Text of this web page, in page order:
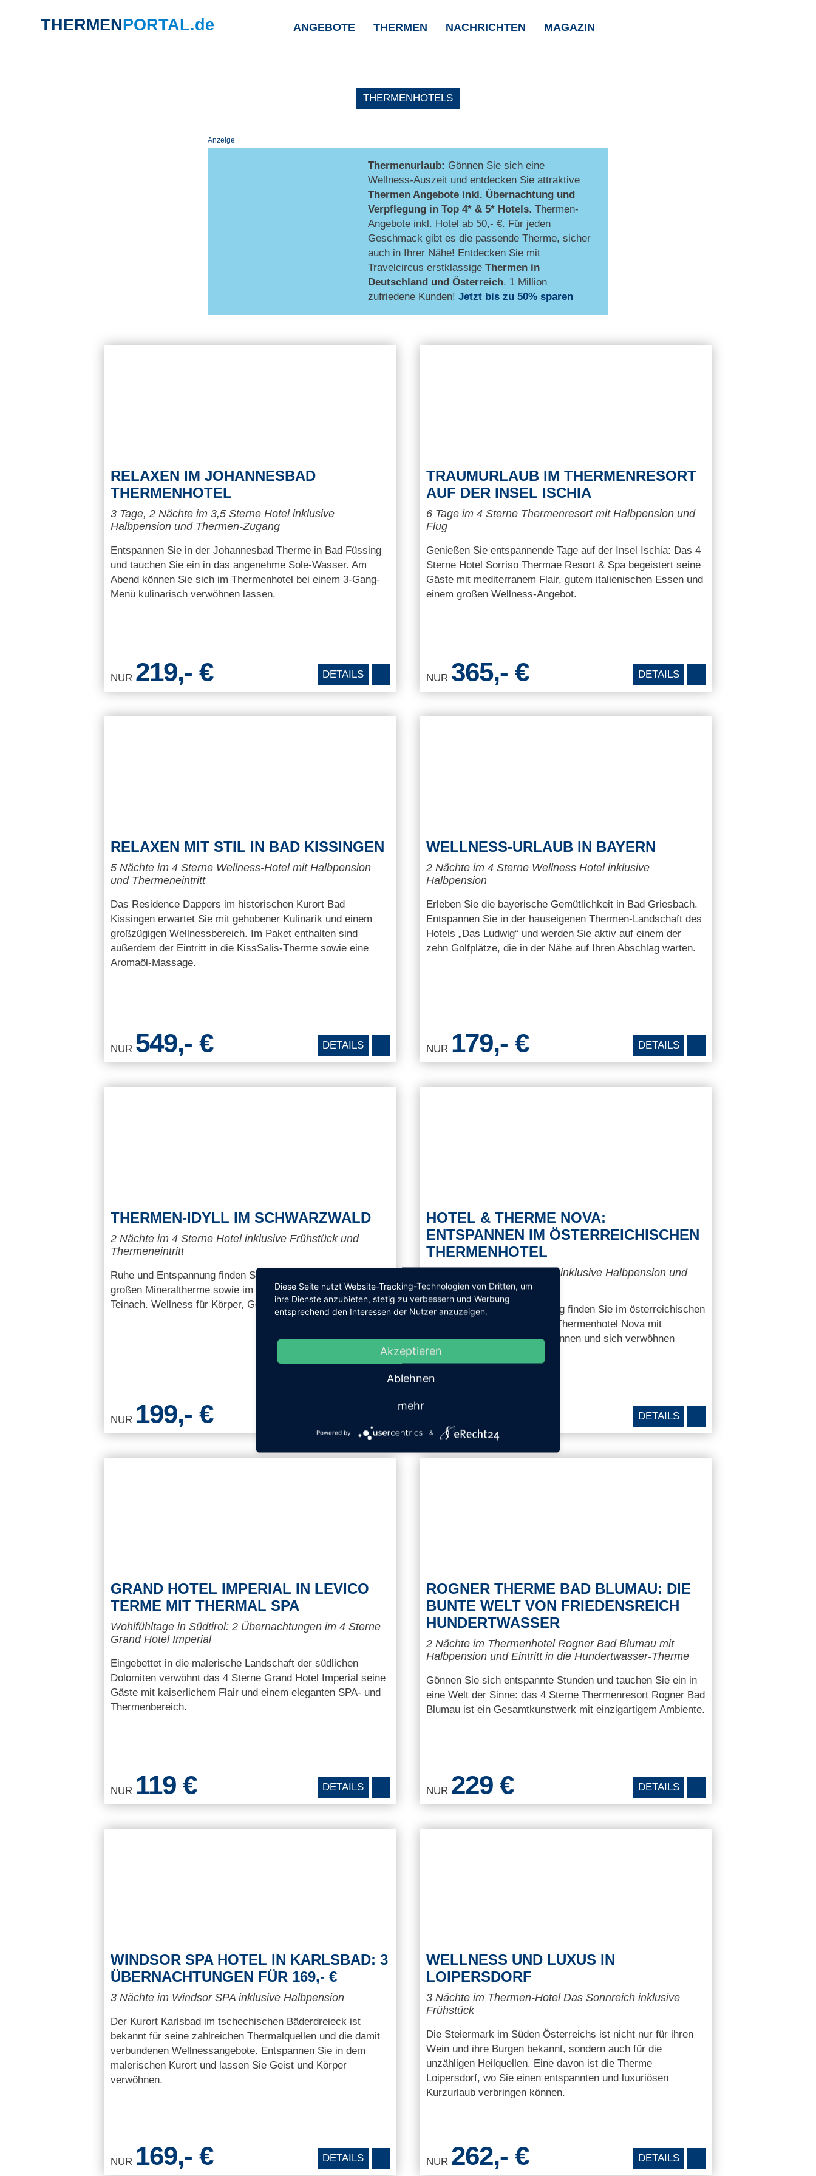
THERMENPORTAL.de
SUCHE
NAVIGATION
ANGEBOTE THERMEN NACHRICHTEN MAGAZIN
THERMENHOTELS
Anzeige
Thermenurlaub: Gönnen Sie sich eine
Wellness-Auszeit und entdecken Sie attraktive
Thermen Angebote inkl. Übernachtung und
Verpflegung in Top 4* & 5* Hotels. Thermen-
Angebote inkl. Hotel ab 50,- €. Für jeden
Geschmack gibt es die passende Therme, sicher
auch in Ihrer Nähe! Entdecken Sie mit
Travelcircus erstklassige Thermen in
Deutschland und Österreich. 1 Million
zufriedene Kunden! Jetzt bis zu 50% sparen
RELAXEN IM JOHANNESBAD
THERMENHOTEL
3 Tage, 2 Nächte im 3,5 Sterne Hotel inklusive
Halbpension und Thermen-Zugang
Entspannen Sie in der Johannesbad Therme in Bad Füssing
und tauchen Sie ein in das angenehme Sole-Wasser. Am
Abend können Sie sich im Thermenhotel bei einem 3-Gang-
Menü kulinarisch verwöhnen lassen.
NUR 219,- € DETAILS
TRAUMURLAUB IM THERMENRESORT
AUF DER INSEL ISCHIA
6 Tage im 4 Sterne Thermenresort mit Halbpension und
Flug
Genießen Sie entspannende Tage auf der Insel Ischia: Das 4
Sterne Hotel Sorriso Thermae Resort & Spa begeistert seine
Gäste mit mediterranem Flair, gutem italienischen Essen und
einem großen Wellness-Angebot.
NUR 365,- € DETAILS
RELAXEN MIT STIL IN BAD KISSINGEN
5 Nächte im 4 Sterne Wellness-Hotel mit Halbpension
und Thermeneintritt
Das Residence Dappers im historischen Kurort Bad
Kissingen erwartet Sie mit gehobener Kulinarik und einem
großzügigen Wellnessbereich. Im Paket enthalten sind
außerdem der Eintritt in die KissSalis-Therme sowie eine
Aromaöl-Massage.
NUR 549,- € DETAILS
WELLNESS-URLAUB IN BAYERN
2 Nächte im 4 Sterne Wellness Hotel inklusive
Halbpension
Erleben Sie die bayerische Gemütlichkeit in Bad Griesbach.
Entspannen Sie in der hauseigenen Thermen-Landschaft des
Hotels „Das Ludwig“ und werden Sie aktiv auf einem der
zehn Golfplätze, die in der Nähe auf Ihren Abschlag warten.
NUR 179,- € DETAILS
THERMEN-IDYLL IM SCHWARZWALD
2 Nächte im 4 Sterne Hotel inklusive Frühstück und
Thermeneintritt
Ruhe und Entspannung finden Sie in der 2.500 Quadratmeter
großen Mineraltherme sowie im Luxushotel Therme Bad
Teinach. Wellness für Körper, Geist und Gaumen.
NUR 199,- €
HOTEL & THERME NOVA:
ENTSPANNEN IM ÖSTERREICHISCHEN
THERMENHOTEL
2 Nächte im 4 Sterne Hotel inklusive Halbpension und
Thermen-Zugang
Eine Auszeit vom tristen Alltag finden Sie im österreichischen
Köflach. Dort können Sie im Thermenhotel Nova mit
angrenzender Therme entspannen und sich verwöhnen
lassen.
DETAILS
GRAND HOTEL IMPERIAL IN LEVICO
TERME MIT THERMAL SPA
Wohlfühltage in Südtirol: 2 Übernachtungen im 4 Sterne
Grand Hotel Imperial
Eingebettet in die malerische Landschaft der südlichen
Dolomiten verwöhnt das 4 Sterne Grand Hotel Imperial seine
Gäste mit kaiserlichem Flair und einem eleganten SPA- und
Thermenbereich.
NUR 119 € DETAILS
ROGNER THERME BAD BLUMAU: DIE
BUNTE WELT VON FRIEDENSREICH
HUNDERTWASSER
2 Nächte im Thermenhotel Rogner Bad Blumau mit
Halbpension und Eintritt in die Hundertwasser-Therme
Gönnen Sie sich entspannte Stunden und tauchen Sie ein in
eine Welt der Sinne: das 4 Sterne Thermenresort Rogner Bad
Blumau ist ein Gesamtkunstwerk mit einzigartigem Ambiente.
NUR 229 € DETAILS
WINDSOR SPA HOTEL IN KARLSBAD: 3
ÜBERNACHTUNGEN FÜR 169,- €
3 Nächte im Windsor SPA inklusive Halbpension
Der Kurort Karlsbad im tschechischen Bäderdreieck ist
bekannt für seine zahlreichen Thermalquellen und die damit
verbundenen Wellnessangebote. Entspannen Sie in dem
malerischen Kurort und lassen Sie Geist und Körper
verwöhnen.
NUR 169,- € DETAILS
WELLNESS UND LUXUS IN
LOIPERSDORF
3 Nächte im Thermen-Hotel Das Sonnreich inklusive
Frühstück
Die Steiermark im Süden Österreichs ist nicht nur für ihren
Wein und ihre Burgen bekannt, sondern auch für die
unzähligen Heilquellen. Eine davon ist die Therme
Loipersdorf, wo Sie einen entspannten und luxuriösen
Kurzurlaub verbringen können.
NUR 262,- € DETAILS
Diese Seite nutzt Website-Tracking-Technologien von Dritten, um
ihre Dienste anzubieten, stetig zu verbessern und Werbung
entsprechend den Interessen der Nutzer anzuzeigen.
Akzeptieren
Ablehnen
mehr
Powered by &